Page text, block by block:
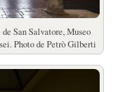
San Salvatore, Museo
Photo de Petrò Gilberti